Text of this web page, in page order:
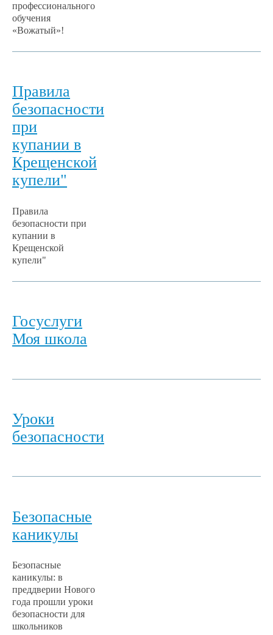
профессионального
обучения
«Вожатый»!
Правила
безопасности
при
купании в
Крещенской
купели"
Правила
безопасности при
купании в
Крещенской
купели"
Госуслуги
Моя школа
Уроки
безопасности
Безопасные
каникулы
Безопасные
каникулы: в
преддверии Нового
года прошли уроки
безопасности для
школьников